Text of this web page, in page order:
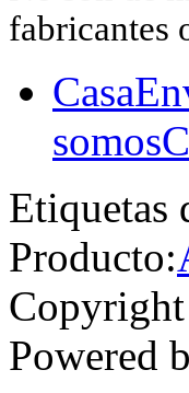
fabricantes
Casa
somos
Etiquetas
Producto:
Powered